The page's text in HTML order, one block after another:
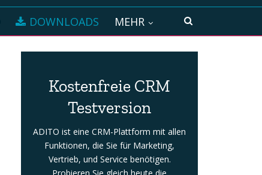
DOWNLOADS MEHR
Kostenfreie CRM
Testversion
ADITO ist eine CRM-Plattform mit allen
Funktionen, die Sie für Marketing,
Vertrieb, und Service benötigen.